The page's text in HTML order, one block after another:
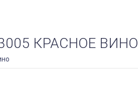
КРАСНОЕ ВИНО